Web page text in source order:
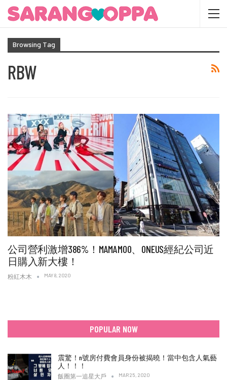
Browsing Tag
RBW
公司營利激增386%！MAMAMOO、ONEUS經紀公司近
日購入新大樓！
粉紅木木 MAY 8, 2020
POPULAR NOW
震驚！n號房付費會員身份被揭曉！當中包含人氣藝
人！！！
飯圈第一追星大戶 MAR 25, 2020